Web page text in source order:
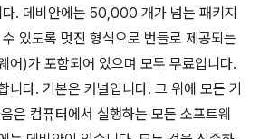
. 데비안에는 50,000 개가 넘는 패키지
있도록 멋진 형식으로 번들로 제공되는
어)가 포함되어 있으며 모두 무료입니다.
니다. 기본은 커널입니다. 그 위에 모든 기
은 컴퓨터에서 실행하는 모든 소프트웨